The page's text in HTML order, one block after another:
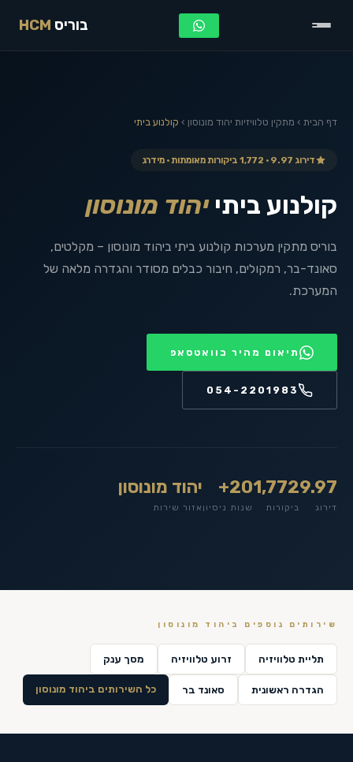
בוריס HCM
דף הבית › מתקין טלוויזיות יהוד מונוסון › קולנוע ביתי
דירוג 9.97 · 1,772 ביקורות מאומתות · מידרג
קולנוע ביתי יהוד מונוסון
בוריס מתקין מערכות קולנוע ביתי ביהוד מונוסון – מקלטים,
סאונד-בר, רמקולים, חיבור כבלים מסודר והגדרה מלאה של
המערכת.
תיאום מהיר בוואטסאפ
054-2201983
9.97
דירוג
1,772
ביקורות
20+
שנות ניסיון
יהוד מונוסון
אזור שירות
שירותים נוספים ב יהוד מונוסון
תליית טלוויזיה זרוע טלוויזיה מסך ענק
הגדרה ראשונית סאונד בר כל השירותים ביהוד מונוסון